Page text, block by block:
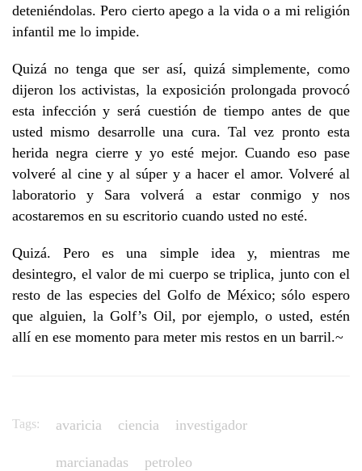
deteniéndolas. Pero cierto apego a la vida o a mi religión
infantil me lo impide.
Quizá no tenga que ser así, quizá simplemente, como
dijeron los activistas, la exposición prolongada provocó
esta infección y será cuestión de tiempo antes de que
usted mismo desarrolle una cura. Tal vez pronto esta
herida negra cierre y yo esté mejor. Cuando eso pase
volveré al cine y al súper y a hacer el amor. Volveré al
laboratorio y Sara volverá a estar conmigo y nos
acostaremos en su escritorio cuando usted no esté.
Quizá. Pero es una simple idea y, mientras me
desintegro, el valor de mi cuerpo se triplica, junto con el
resto de las especies del Golfo de México; sólo espero
que alguien, la Golf’s Oil, por ejemplo, o usted, estén
allí en ese momento para meter mis restos en un barril.~
Tags: avaricia ciencia investigador
marcianadas petroleo